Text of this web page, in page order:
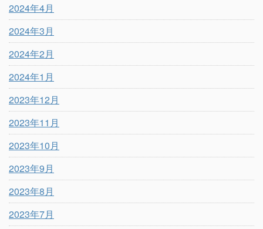
2024年4月
2024年3月
2024年2月
2024年1月
2023年12月
2023年11月
2023年10月
2023年9月
2023年8月
2023年7月